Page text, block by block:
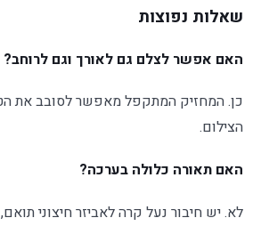
שאלות נפוצות
האם אפשר לצלם גם לאורך וגם לרוחב?
כן. המחזיק המתקפל מאפשר לסובב את
הצילום.
האם תאורה כלולה בערכה?